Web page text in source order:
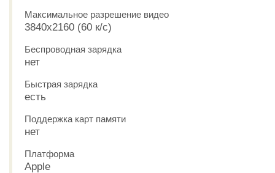
Максимальное разрешение видео
3840x2160 (60 к/с)
Беспроводная зарядка
нет
Быстрая зарядка
есть
Поддержка карт памяти
нет
Платформа
Apple